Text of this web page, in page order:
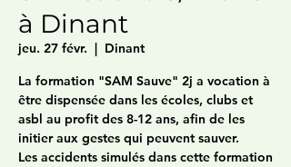
à Dinant
jeu. 27 févr.
  |
Dinant
La formation "SAM Sauve" 2j a vocation à
être dispensée dans les écoles, clubs et
asbl au profit des 8-12 ans, afin de les
initier aux gestes qui peuvent sauver.
Les accidents simulés dans cette formation